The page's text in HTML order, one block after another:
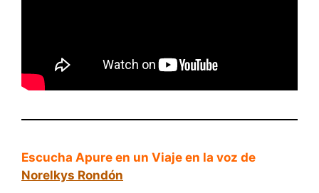
Escucha Apure en un Viaje en la voz de
Norelkys Rondón